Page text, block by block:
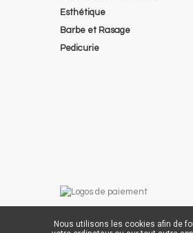
Esthétique
Barbe et Rasage
Pedicurie
Nous utilisons les cookies afin de